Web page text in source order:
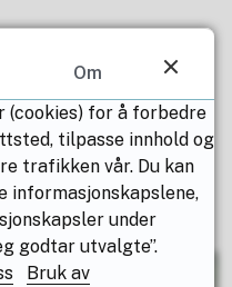
hele landsdelen.
av
mindre på vei – og
fra nord til resten av
Om
(cookies) for å forbedre
tilpasse innhold og
trafikken vår. Du kan
informasjonskapslene,
under
godtar utvalgte”.
Bruk av